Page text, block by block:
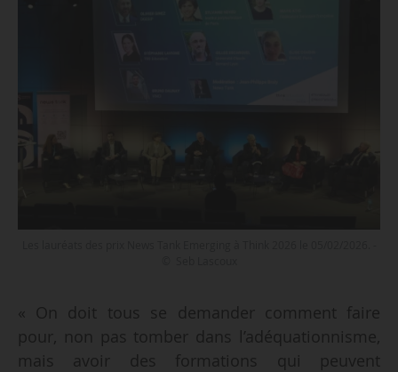
« On doit tous se demander comment faire
pour, non pas tomber dans l’adéquationnisme,
mais avoir des formations qui peuvent